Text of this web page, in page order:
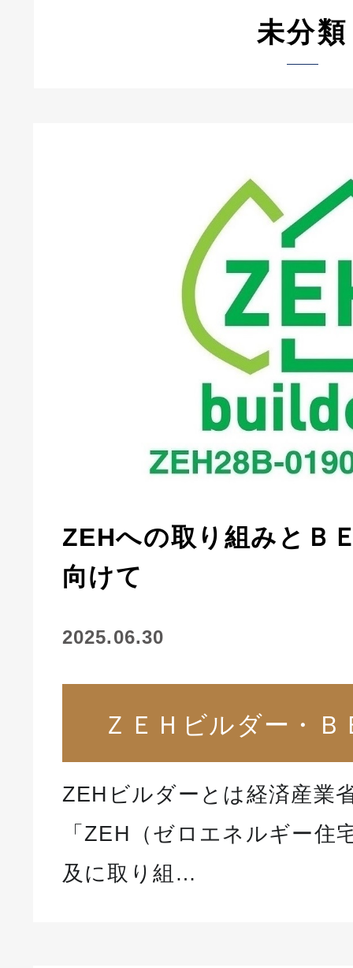
未分類
ZEHへの取り組みとＢ
向けて
2025.06.30
ＺＥＨビルダー・
ZEHビルダーとは経済産業
「ZEH（ゼロエネルギー住
及に取り組…